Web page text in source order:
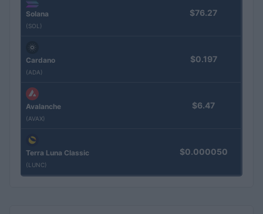
Solana
(SOL)
$76.27
Cardano
(ADA)
$0.197
Avalanche
(AVAX)
$6.47
Terra Luna Classic
(LUNC)
$0.000050